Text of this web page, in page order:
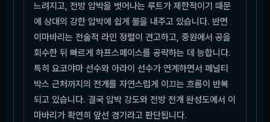
느려지고, 전방 압박을 벗어나는 루트가 제한적이기 때문
에 상대의 강한 압박에 쉽게 볼을 내주고 있습니다. 반면
이마바리는 전술적 라인 정렬이 견고하고, 중원에서 공을
회수한 뒤 빠르게 하프스페이스를 공략하는 데 능합니다.
특히 요코야마 선수와 아라이 선수가 연계하면서 페널티
박스 근처까지의 전개를 자연스럽게 이끄는 흐름이 반복
되고 있습니다. 결국 압박 강도와 전방 전개 완성도에서 이
마바리가 확연히 앞선 경기라고 판단됩니다.